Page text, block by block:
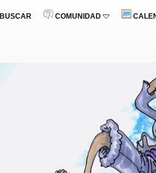
BUSCAR COMUNIDAD